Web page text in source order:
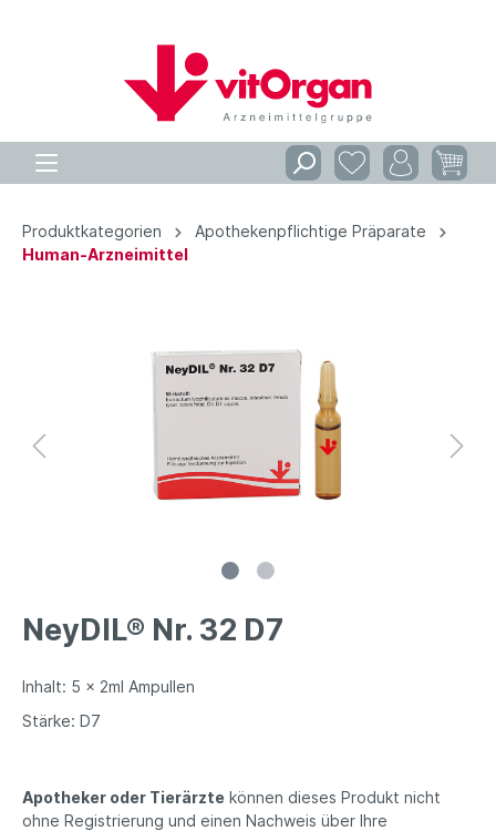
Produktkategorien
Apothekenpflichtige Präparate
Human-Arzneimittel
NeyDIL® Nr. 32 D7
Inhalt: 5 x 2ml Ampullen
Stärke: D7
Apotheker oder Tierärzte können dieses Produkt nicht
ohne Registrierung und einen Nachweis über Ihre